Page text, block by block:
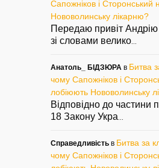
Сапожніков і Сторонський
Нововолинську лікарню?
Передаю привіт
зі словами велико
Анатоль_ БІДЗЮРА в Битва
чому Сапожніков і
лобіюють Нововолинську
Відповідно до частини
18 Закону Укра
Справедливість в Битва за
чому Сапожніков і